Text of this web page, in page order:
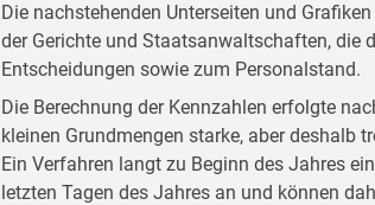
Die nachstehenden Unterseiten und
der Gerichte und Staatsanwaltschaften, die
Entscheidungen sowie zum Personalstand.
Die Berechnung der Kennzahlen erfolgte
kleinen Grundmengen starke, aber deshalb
Ein Verfahren langt zu Beginn des Jahres
letzten Tagen des Jahres an und können